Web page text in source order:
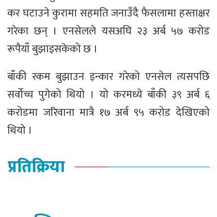
कर घटाउने कुरामा सहमति जनाउँदै फैसलामा हस्ताक्षर
गरेका छन् । एनसेलले यसअघि २३ अर्ब ५७ करोड
रूपैयाँ बुझाइसकेको छ ।
बाँकी रकम बुझाउन इन्कार गरेको एनसेल त्यसपछि
सर्वोच्च पुगेको थियो । यो करमध्ये बाँकी ३९ अर्ब ६
करोडमा जरिवाना मात्रै १७ अर्ब ९५ करोड देखिएको
थियो ।
प्रतिक्रिया